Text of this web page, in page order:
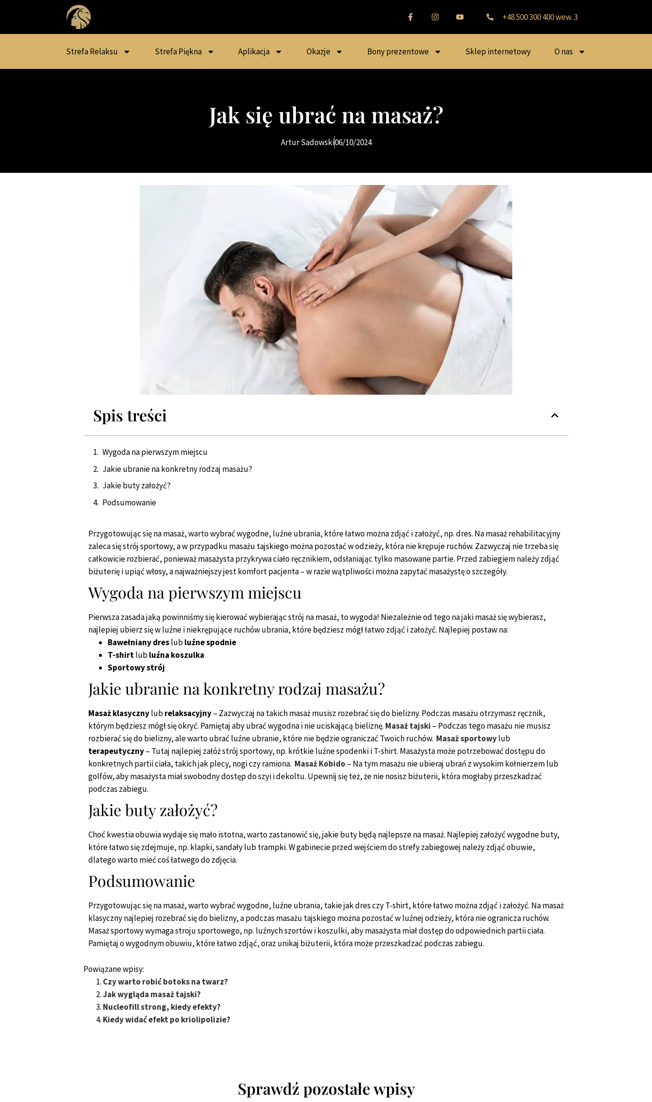
+48 500 300 400 wew. 3
Strefa Relaksu Strefa Piękna Aplikacja Okazje Bony prezentowe Sklep internetowy O nas
Jak się ubrać na masaż?
Artur Sadowski06/10/2024
Spis treści
Wygoda na pierwszym miejscu
Jakie ubranie na konkretny rodzaj masażu?
Jakie buty założyć?
Podsumowanie
Przygotowując się na masaż, warto wybrać wygodne, luźne ubrania, które łatwo można zdjąć i założyć, np. dres. Na masaż rehabilitacyjny
zaleca się strój sportowy, a w przypadku masażu tajskiego można pozostać w odzieży, która nie krępuje ruchów. Zazwyczaj nie trzeba się
całkowicie rozbierać, ponieważ masażysta przykrywa ciało ręcznikiem, odsłaniając tylko masowane partie. Przed zabiegiem należy zdjąć
biżuterię i upiąć włosy, a najważniejszy jest komfort pacjenta – w razie wątpliwości można zapytać masażystę o szczegóły.
Wygoda na pierwszym miejscu
Pierwsza zasada jaką powinniśmy się kierować wybierając strój na masaż, to wygoda! Niezależnie od tego na jaki masaż się wybierasz,
najlepiej ubierz się w luźne i niekrępujące ruchów ubrania, które będziesz mógł łatwo zdjąć i założyć. Najlepiej postaw na:
Bawełniany dreslubluźne spodnie
T-shirtlubluźna koszulka
Sportowy strój
Jakie ubranie na konkretny rodzaj masażu?
Masaż klasycznylubrelaksacyjny– Zazwyczaj na takich masaż musisz rozebrać się do bielizny. Podczas masażu otrzymasz ręcznik,
którym będziesz mógł się okryć. Pamiętaj aby ubrać wygodna i nie uciskającą bieliznę. Masaż tajski – Podczas tego masażu nie musisz
rozbierać się do bielizny, ale warto ubrać luźne ubranie, które nie będzie ograniczać Twoich ruchów. Masaż sportowylub
terapeutyczny– Tutaj najlepiej załóż strój sportowy, np. krótkie luźne spodenki i T-shirt. Masażysta może potrzebować dostępu do
konkretnych partii ciała, takich jak plecy, nogi czy ramiona. Masaż Kobido – Na tym masażu nie ubieraj ubrań z wysokim kołnierzem lub
golfów, aby masażysta miał swobodny dostęp do szyi i dekoltu. Upewnij się też, że nie nosisz biżuterii, która mogłaby przeszkadzać
podczas zabiegu.
Jakie buty założyć?
Choć kwestia obuwia wydaje się mało istotna, warto zastanowić się, jakie buty będą najlepsze na masaż. Najlepiej założyć wygodne buty,
które łatwo się zdejmuje, np. klapki, sandały lub trampki. W gabinecie przed wejściem do strefy zabiegowej należy zdjąć obuwie,
dlatego warto mieć coś łatwego do zdjęcia.
Podsumowanie
Przygotowując się na masaż, warto wybrać wygodne, luźne ubrania, takie jak dres czy T-shirt, które łatwo można zdjąć i założyć. Na masaż
klasyczny najlepiej rozebrać się do bielizny, a podczas masażu tajskiego można pozostać w luźnej odzieży, która nie ogranicza ruchów.
Masaż sportowy wymaga stroju sportowego, np. luźnych szortów i koszulki, aby masażysta miał dostęp do odpowiednich partii ciała.
Pamiętaj o wygodnym obuwiu, które łatwo zdjąć, oraz unikaj biżuterii, która może przeszkadzać podczas zabiegu.
Powiązane wpisy:
Czy warto robić botoks na twarz?
Jak wygląda masaż tajski?
Nucleofill strong, kiedy efekty?
Kiedy widać efekt po kriolipolizie?
Sprawdź pozostałe wpisy